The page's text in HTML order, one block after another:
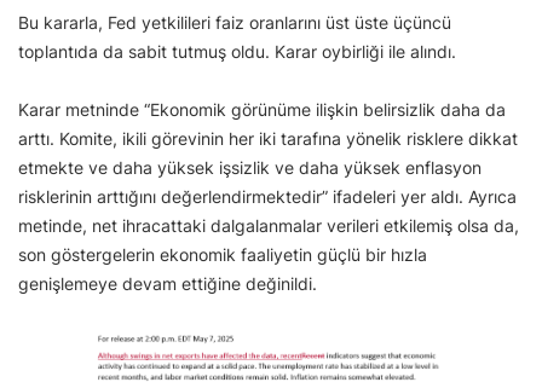
Bu kararla, Fed yetkilileri faiz oranlarını üst üste üçüncü
toplantıda da sabit tutmuş oldu. Karar oybirliği ile alındı.
Karar metninde “Ekonomik görünüme ilişkin belirsizlik daha da
arttı. Komite, ikili görevinin her iki tarafına yönelik risklere dikkat
etmekte ve daha yüksek işsizlik ve daha yüksek enflasyon
risklerinin arttığını değerlendirmektedir” ifadeleri yer aldı. Ayrıca
metinde, net ihracattaki dalgalanmalar verileri etkilemiş olsa da,
son göstergelerin ekonomik faaliyetin güçlü bir hızla
genişlemeye devam ettiğine değinildi.